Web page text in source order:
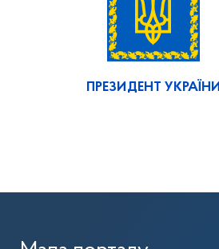
ПРЕЗИДЕНТ УКРАЇНИ